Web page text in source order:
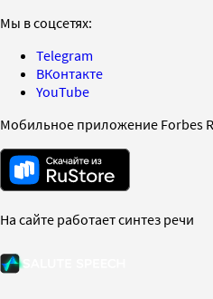
Мы в соцсетях:
Telegram
ВКонтакте
YouTube
Мобильное приложение Forbes
На сайте работает синтез речи